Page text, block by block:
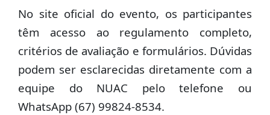
No site oficial do evento, os participantes
têm acesso ao regulamento completo,
critérios de avaliação e formulários. Dúvidas
podem ser esclarecidas diretamente com a
equipe do NUAC pelo telefone ou
WhatsApp (67) 99824-8534.